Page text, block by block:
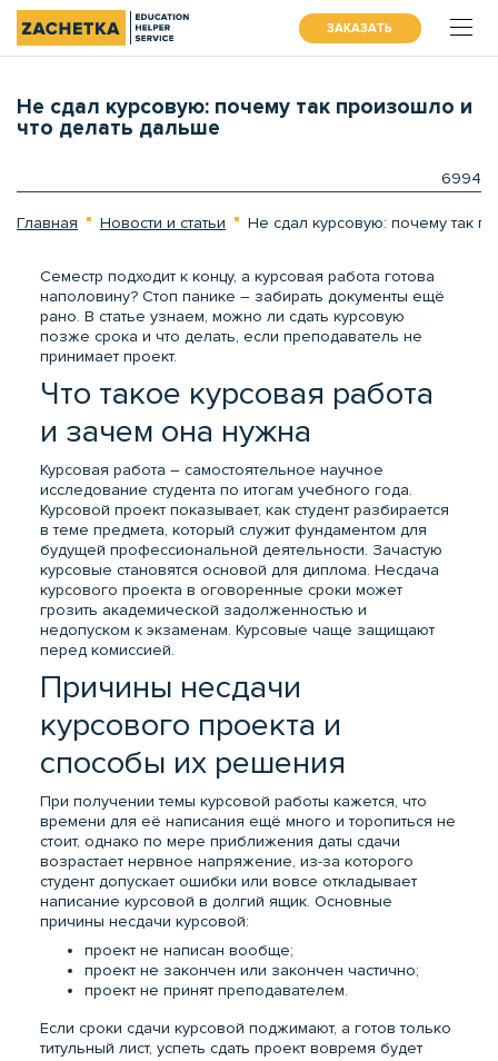
ЗАКАЗАТЬ
Не сдал курсовую: почему так произошло и
что делать дальше
6994
Главная Новости и статьи Не сдал курсовую: почему так
Семестр подходит к концу, а курсовая работа готова
наполовину? Стоп панике – забирать документы ещё
рано. В статье узнаем, можно ли сдать курсовую
позже срока и что делать, если преподаватель не
принимает проект.
Что такое курсовая работа
и зачем она нужна
Курсовая работа – самостоятельное научное
исследование студента по итогам учебного года.
Курсовой проект показывает, как студент разбирается
в теме предмета, который служит фундаментом для
будущей профессиональной деятельности. Зачастую
курсовые становятся основой для диплома. Несдача
курсового проекта в оговоренные сроки может
грозить академической задолженностью и
недопуском к экзаменам. Курсовые чаще защищают
перед комиссией.
Причины несдачи
курсового проекта и
способы их решения
При получении темы курсовой работы кажется, что
времени для её написания ещё много и торопиться не
стоит, однако по мере приближения даты сдачи
возрастает нервное напряжение, из-за которого
студент допускает ошибки или вовсе откладывает
написание курсовой в долгий ящик. Основные
причины несдачи курсовой:
проект не написан вообще;
проект не закончен или закончен частично;
проект не принят преподавателем.
Если сроки сдачи курсовой поджимают, а готов только
титульный лист, успеть сдать проект вовремя будет